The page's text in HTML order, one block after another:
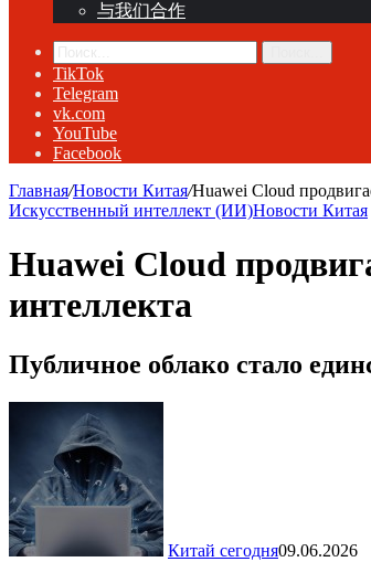
与我们合作
TikTok
Telegram
vk.com
YouTube
Facebook
Главная/Новости Китая/Huawei Cloud
Искусственный интеллект (ИИ)Новости Китая
Huawei Cloud
интеллекта
Публичное облако стало
Китай сегодня09.06.2026